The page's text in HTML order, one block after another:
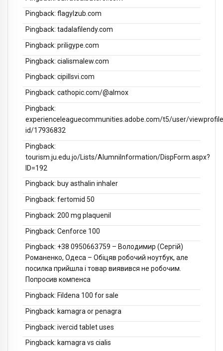
Pingback: flagylzub.com
Pingback: tadalafilendy.com
Pingback: priligype.com
Pingback: cialismalew.com
Pingback: cipillsvi.com
Pingback: cathopic.com/@almox
Pingback:
experienceleaguecommunities.adobe.com/t5/user/
id/17936832
Pingback:
tourism.ju.edu.jo/Lists/AlumniInformation/DispForm.aspx?
ID=192
Pingback: buy asthalin inhaler
Pingback: fertomid 50
Pingback: 200 mg plaquenil
Pingback: Cenforce 100
Pingback: +38 0950663759 – Володимир (Сергій)
Романенко, Одеса – Обіцяв робочий ноутбук, але
посилка прийшла і товар виявився не робочим.
Попросив компенса
Pingback: Fildena 100 for sale
Pingback: kamagra or penagra
Pingback: ivercid tablet uses
Pingback: kamagra vs cialis